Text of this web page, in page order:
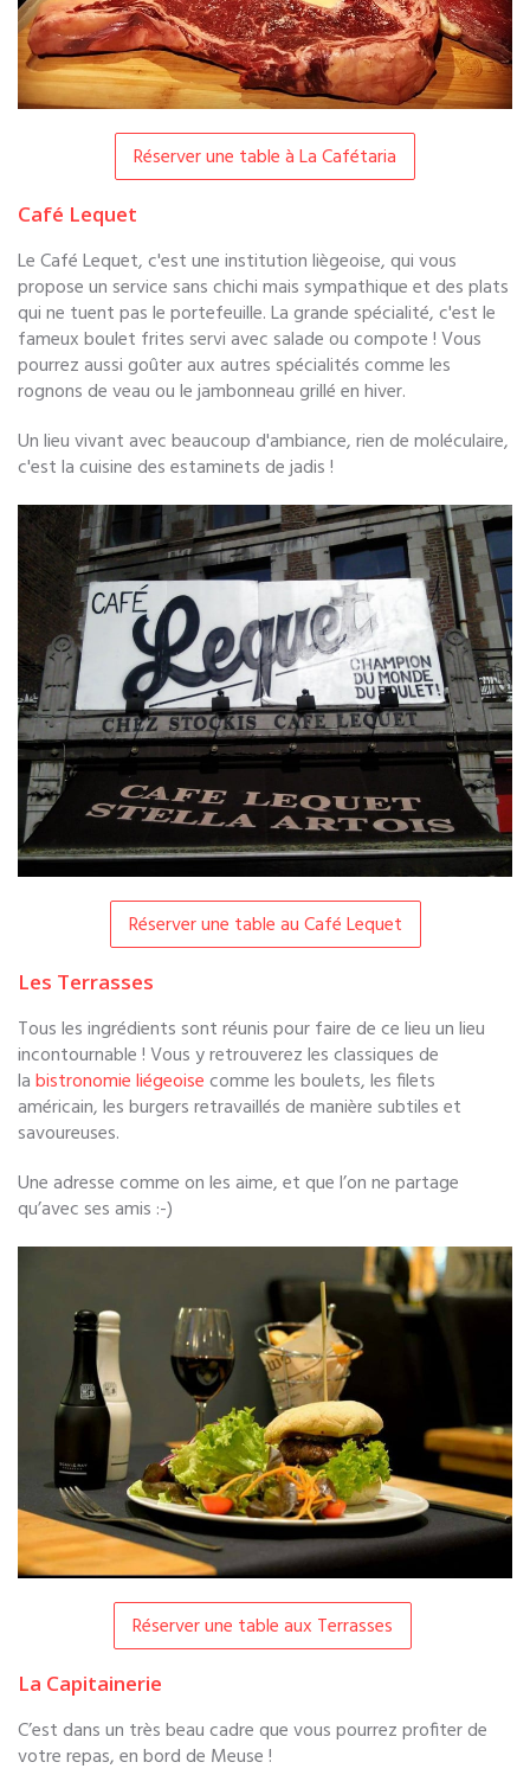
Réserver une table à La Cafétaria
Café Lequet
Le Café Lequet, c'est une institution liègeoise, qui vous
propose un service sans chichi mais sympathique et des plats
qui ne tuent pas le portefeuille. La grande spécialité, c'est le
fameux boulet frites servi avec salade ou compote ! Vous
pourrez aussi goûter aux autres spécialités comme les
rognons de veau ou le jambonneau grillé en hiver.
Un lieu vivant avec beaucoup d'ambiance, rien de moléculaire,
c'est la cuisine des estaminets de jadis !
Réserver une table au Café Lequet
Les Terrasses
Tous les ingrédients sont réunis pour faire de ce lieu un lieu
incontournable ! Vous y retrouverez les classiques de
labistronomie liégeoisecomme les boulets, les filets
américain, les burgers retravaillés de manière subtiles et
savoureuses.
Une adresse comme on les aime, et que l’on ne partage
qu’avec ses amis :-)
Réserver une table aux Terrasses
La Capitainerie
C’est dans un très beau cadre que vous pourrez profiter de
votre repas, en bord de Meuse !